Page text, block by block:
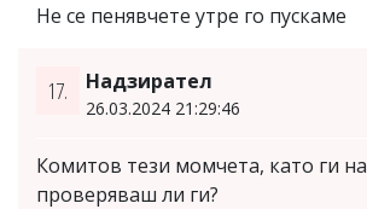
Не се пенявчете утре го пускаме
17. Надзирател
26.03.2024 21:29:46
Комитов тези момчета, като ги
проверяваш ли ги?